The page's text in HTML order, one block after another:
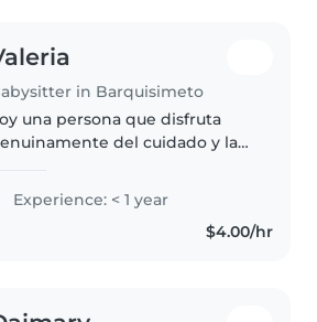
in Barquisimeto
una persona que disfruta
del cuidado y la
simpática, lo que me permite
conectar rápidamente con ellos
Experience: < 1 year
$4.00/hr